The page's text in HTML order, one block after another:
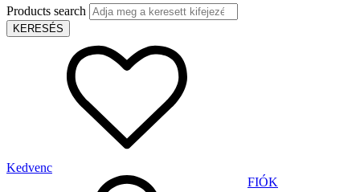
Products search
KERESÉS
Kedvenc
FIÓK